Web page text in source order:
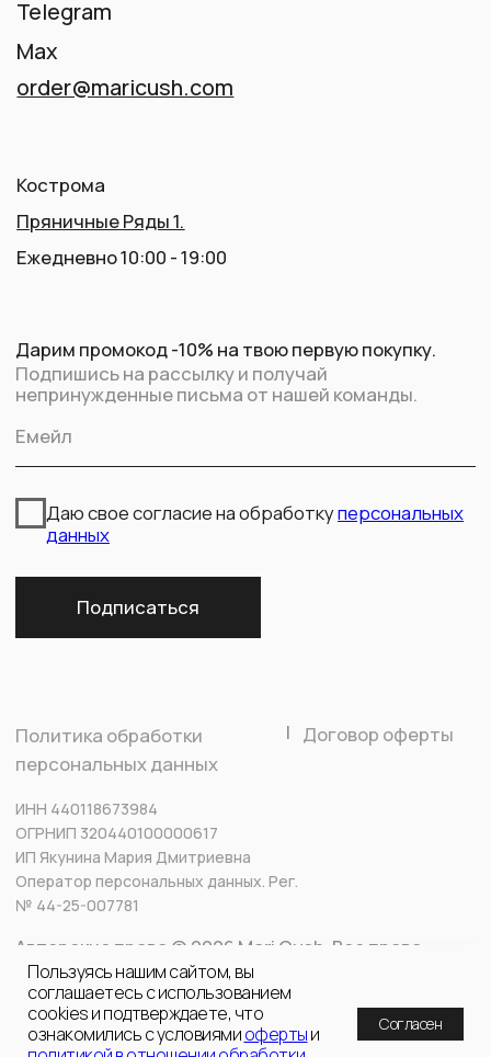
Пользуясь нашим сайтом, вы
соглашаетесь с использованием
cookies и подтверждаете, что
ознакомились с условиямиофертыи
Согласен